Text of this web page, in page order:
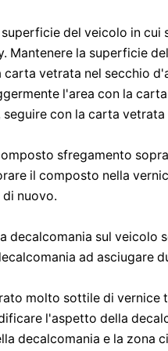
del veicolo in cui
Mantenere la superficie
carta vetrata nel secchio
l'area con la
con la carta
sfregamento
il composto nella
nuovo.
decalcomania sul veicolo
ad asciugare
molto sottile di vernice
l'aspetto della
decalcomania e la zona